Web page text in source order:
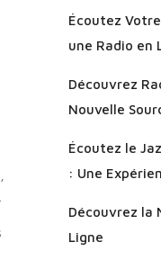
Écoutez
une Radio en
Découvrez
Nouvelle
Écoutez le
: Une
Découvrez la
Ligne